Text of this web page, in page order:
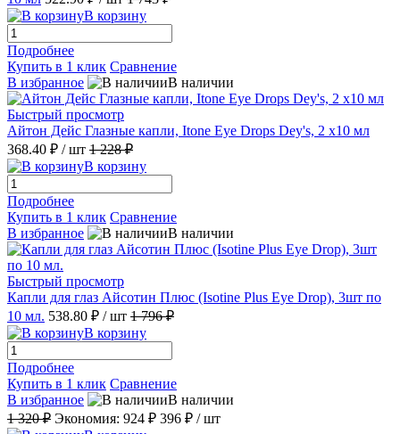
В корзину
Подробнее
Купить в 1 клик Сравнение
В избранное
В наличии
Быстрый просмотр
Айтон Дейс Глазные капли, Itone Eye Drops Dey's, 2 x10 мл
368.40 ₽ / шт 1 228 ₽
В корзину
Подробнее
Купить в 1 клик Сравнение
В избранное
В наличии
Быстрый просмотр
Капли для глаз Айсотин Плюс (Isotine Plus Eye Drop), 3шт по
10 мл. 538.80 ₽ / шт 1 796 ₽
В корзину
Подробнее
Купить в 1 клик Сравнение
В избранное
В наличии
1 320 ₽ Экономия: 924 ₽ 396 ₽ / шт